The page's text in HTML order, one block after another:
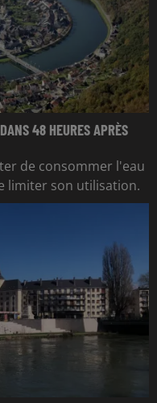
48 HEURES APRÈS
de consommer l'eau
limiter son utilisation.